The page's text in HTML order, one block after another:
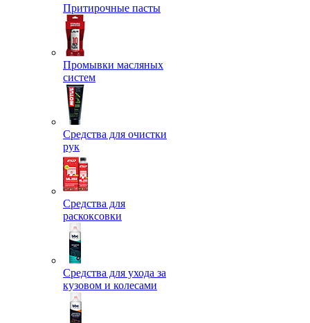
Притирочные пасты
Промывки масляных
систем
Средства для очистки
рук
Средства для
раскоксовки
Средства для ухода за
кузовом и колесами